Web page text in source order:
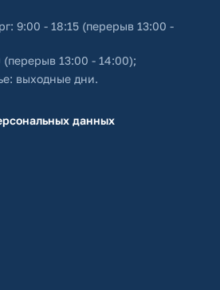
9:00 - 18:15 (перерыв 13:00 -
13:00 - 14:00);
выходные дни.
данных